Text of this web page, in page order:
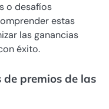
o desafíos
estas
las ganancias
éxito.
premios de las